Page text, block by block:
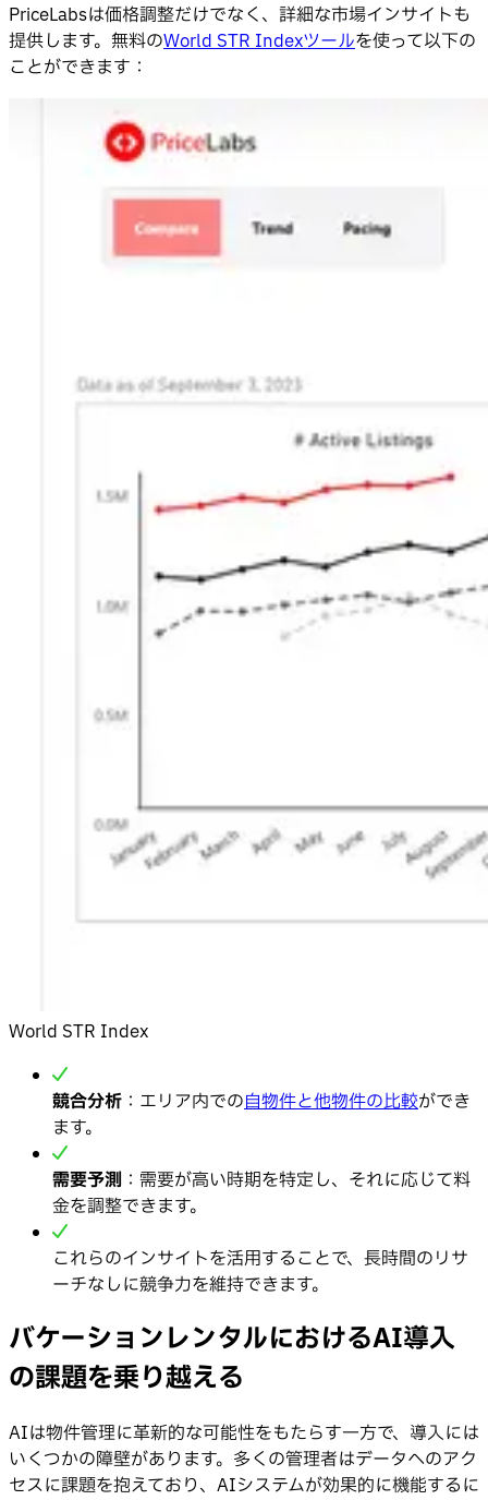
PriceLabsは価格調整だけでなく、詳細な市場インサイトも
提供します。無料のWorld STR Indexツールを使って以下の
ことができます：
World STR Index
競合分析 ：エリア内での自物件と他物件の比較ができ
ます。
需要予測 ：需要が高い時期を特定し、それに応じて料
金を調整できます。
これらのインサイトを活用することで、長時間のリサ
ーチなしに競争力を維持できます。
バケーションレンタルにおけるAI導入
の課題を乗り越える
AIは物件管理に革新的な可能性をもたらす一方で、導入には
いくつかの障壁があります。多くの管理者はデータへのアク
セスに課題を抱えており、AIシステムが効果的に機能するに